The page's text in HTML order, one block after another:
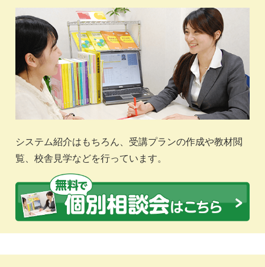
システム紹介はもちろん、受講プランの作成や教材閲
覧、校舎見学などを行っています。